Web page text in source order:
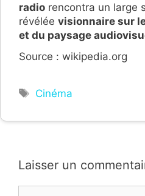
radio rencontra un large
révélée visionnaire sur
et du paysage
Source : wikipedia.org
Étiquettes
Cinéma
Laisser un